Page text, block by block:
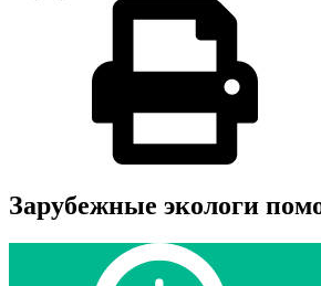
Зарубежные экологи